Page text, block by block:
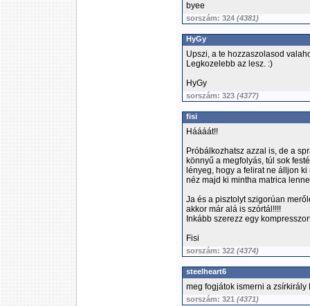
byee
sorszám: 324 (4381)
HyGy
Upszi, a te hozzaszolasod
Legkozelebb az lesz. :)
HyGy
sorszám: 323 (4377)
fisi
Háááát!!
Próbálkozhatsz azzal is, de a
könnyű a megfolyás, túl sok
lényeg, hogy a felirat ne álljon
néz majd ki mintha matrica
Ja és a pisztolyt szigorúan
akkor már alá is szórtál!!!!
Inkább szerezz egy
Fisi
sorszám: 322 (4374)
steelheart6
meg fogjátok ismerni a zsírkirály
sorszám: 321 (4371)